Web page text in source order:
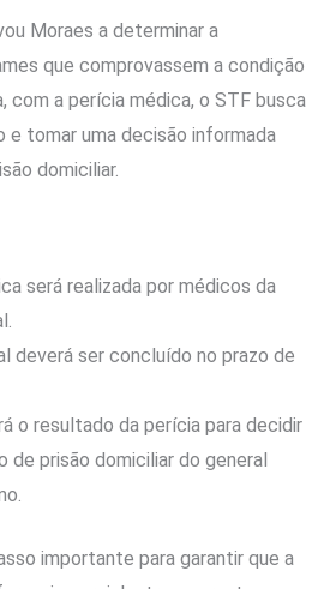
Moraes a determinar a
que comprovassem a condição
com a perícia médica, o STF busca
e tomar uma decisão informada
domiciliar.
será realizada por médicos da
deverá ser concluído no prazo de
o resultado da perícia para decidir
de prisão domiciliar do general
importante para garantir que a